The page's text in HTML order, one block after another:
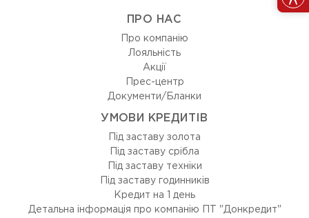
ПРО НАС
Про компанію
Лояльність
Акції
Прес-центр
Документи/Бланки
УМОВИ КРЕДИТІВ
Під заставу золота
Під заставу срібла
Під заставу техніки
Під заставу годинників
Кредит на 1 день
Детальна інформація про компанію ПТ "Донкредит"